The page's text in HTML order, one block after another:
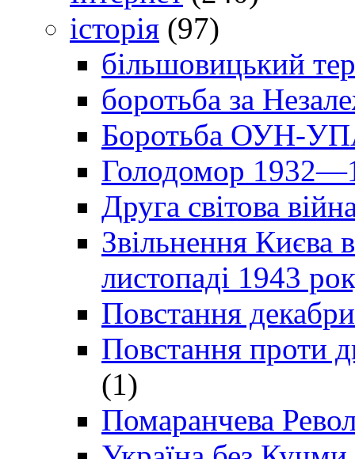
історія (97)
більшовицький
боротьба за
Боротьба ОУН-УПА
Голодомор
Друга світова
Звільнення Києва
листопаді 1943
Повстання
Повстання проти
(1)
Помаранчева